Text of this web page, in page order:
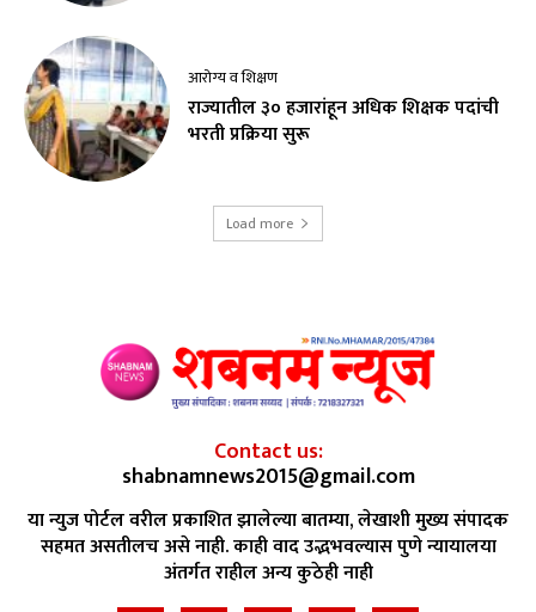
आरोग्य व शिक्षण
राज्यातील ३० हजारांहून अधिक शिक्षक पदांची
भरती प्रक्रिया सुरू
Load more
Contact us:
shabnamnews2015@gmail.com
या न्युज पोर्टल वरील प्रकाशित झालेल्या बातम्या, लेखाशी मुख्य संपादक
सहमत असतीलच असे नाही. काही वाद उद्भभवल्यास पुणे न्यायालया
अंतर्गत राहील अन्य कुठेही नाही